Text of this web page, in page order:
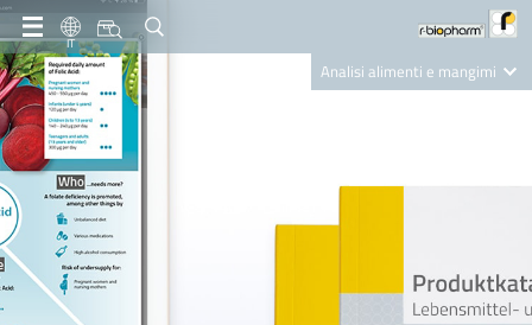
IT
Analisi alimenti e mangimi
Nutrition Care